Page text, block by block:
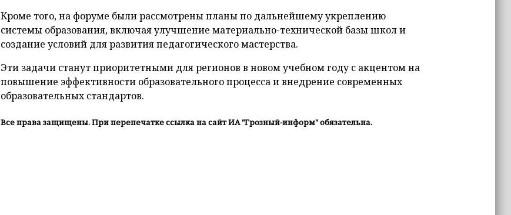
Кроме того, на форуме были рассмотрены планы по дальнейшему укреплению
системы образования, включая улучшение материально-технической базы школ и
создание условий для развития педагогического мастерства.
Эти задачи станут приоритетными для регионов в новом учебном году с акцентом на
повышение эффективности образовательного процесса и внедрение современных
образовательных стандартов.
Все права защищены. При перепечатке ссылка на сайт ИА "Грозный-информ" обязательна.